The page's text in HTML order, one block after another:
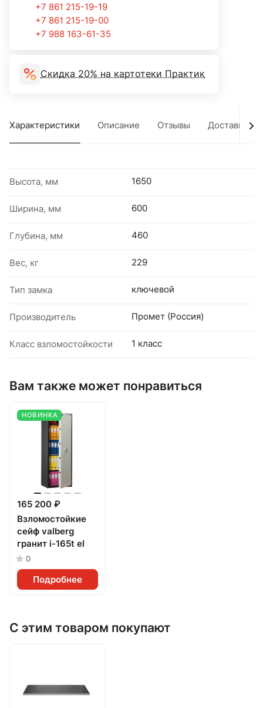
+7 861 215-19-19
+7 861 215-19-00
+7 988 163-61-35
Скидка 20% на картотеки Практик
Характеристики Описание Отзывы Доставка
Высота, мм 1650
Ширина, мм 600
Глубина, мм 460
Вес, кг 229
Тип замка ключевой
Производитель Промет (Россия)
Класс взломостойкости 1 класс
Вам также может понравиться
НОВИНКА
165 200 ₽
Взломостойкие
сейф valberg
гранит i-165t el
0
Подробнее
С этим товаром покупают